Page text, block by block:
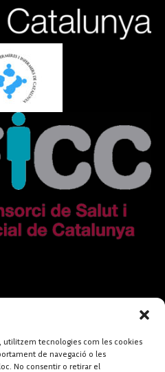
utilitzem tecnologies com les cookies
de navegació o les
No consentir o retirar el